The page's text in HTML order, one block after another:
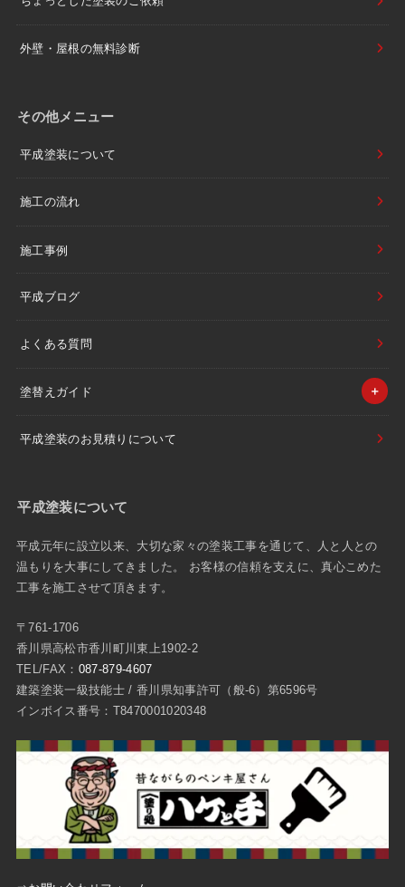
外壁・屋根の無料診断
その他メニュー
平成塗装について
施工の流れ
施工事例
平成ブログ
よくある質問
塗替えガイド
平成塗装のお見積りについて
平成塗装について
平成元年に設立以来、大切な家々の塗装工事を通じて、人と人との
温もりを大事にしてきました。 お客様の信頼を支えに、真心こめた
工事を施工させて頂きます。
〒761-1706
香川県高松市香川町川東上1902-2
TEL/FAX： 087-879-4607
建築塗装一級技能士 / 香川県知事許可（般-6）第6596号
インボイス番号：T8470001020348